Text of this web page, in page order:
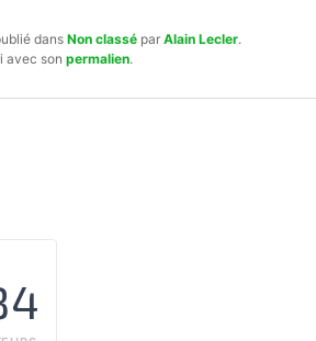
dans Non classépar Alain Lecler.
avec son permalien.